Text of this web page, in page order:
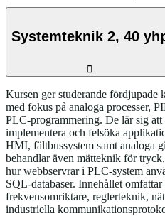
Systemteknik 2, 40
Kursen ger studerande fördjupade
med fokus på analoga processer,
PLC‑programmering. De lär sig
implementera och felsöka
HMI, fältbussystem samt analoga
behandlar även mätteknik för
hur webbservrar i PLC-system
SQL‑databaser. Innehållet
frekvensomriktare, reglerteknik,
industriella